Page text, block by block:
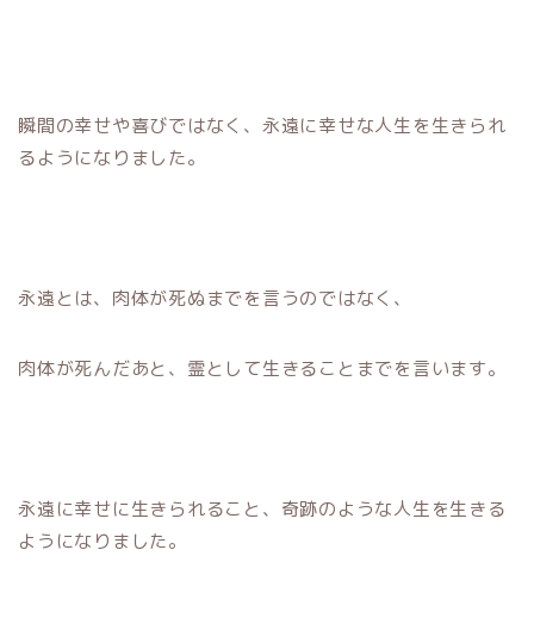
瞬間の幸せや喜びではなく、永遠に幸せな人生を生きられ
るようになりました。
永遠とは、肉体が死ぬまでを言うのではなく、
肉体が死んだあと、霊として生きることまでを言います。
永遠に幸せに生きられること、奇跡のような人生を生きる
ようになりました。